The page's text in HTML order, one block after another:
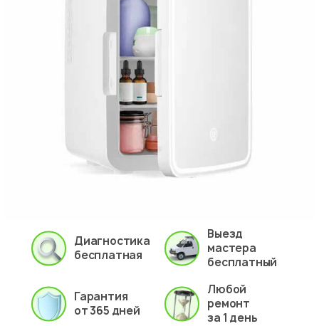
Диагностика
бесплатная
Выезд
мастера
бесплатный
Гарантия
от 365 дней
Любой
ремонт
за 1 день